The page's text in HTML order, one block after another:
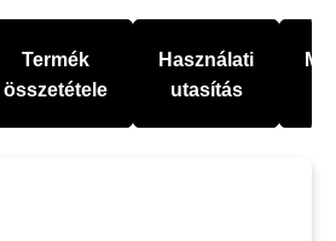
Termék
összetétele
Használati
utasítás